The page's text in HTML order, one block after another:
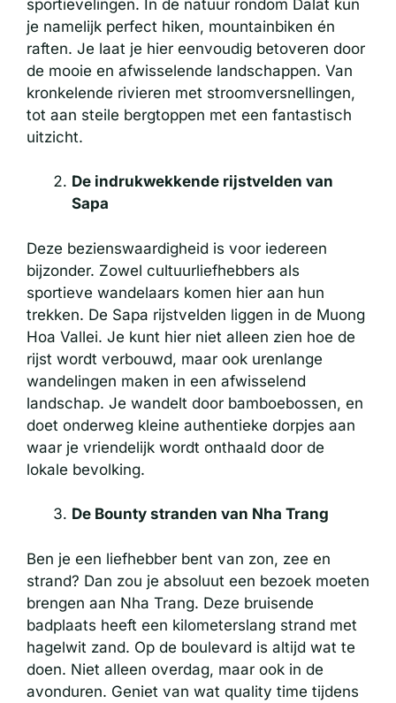
sportievelingen. In de natuur rondom Dalat kun
je namelijk perfect hiken, mountainbiken én
raften. Je laat je hier eenvoudig betoveren door
de mooie en afwisselende landschappen. Van
kronkelende rivieren met stroomversnellingen,
tot aan steile bergtoppen met een fantastisch
uitzicht.
De indrukwekkende rijstvelden van
Sapa
Deze bezienswaardigheid is voor iedereen
bijzonder. Zowel cultuurliefhebbers als
sportieve wandelaars komen hier aan hun
trekken. De Sapa rijstvelden liggen in de Muong
Hoa Vallei. Je kunt hier niet alleen zien hoe de
rijst wordt verbouwd, maar ook urenlange
wandelingen maken in een afwisselend
landschap. Je wandelt door bamboebossen, en
doet onderweg kleine authentieke dorpjes aan
waar je vriendelijk wordt onthaald door de
lokale bevolking.
De Bounty stranden van Nha Trang
Ben je een liefhebber bent van zon, zee en
strand? Dan zou je absoluut een bezoek moeten
brengen aan Nha Trang. Deze bruisende
badplaats heeft een kilometerslang strand met
hagelwit zand. Op de boulevard is altijd wat te
doen. Niet alleen overdag, maar ook in de
avonduren. Geniet van wat quality time tijdens